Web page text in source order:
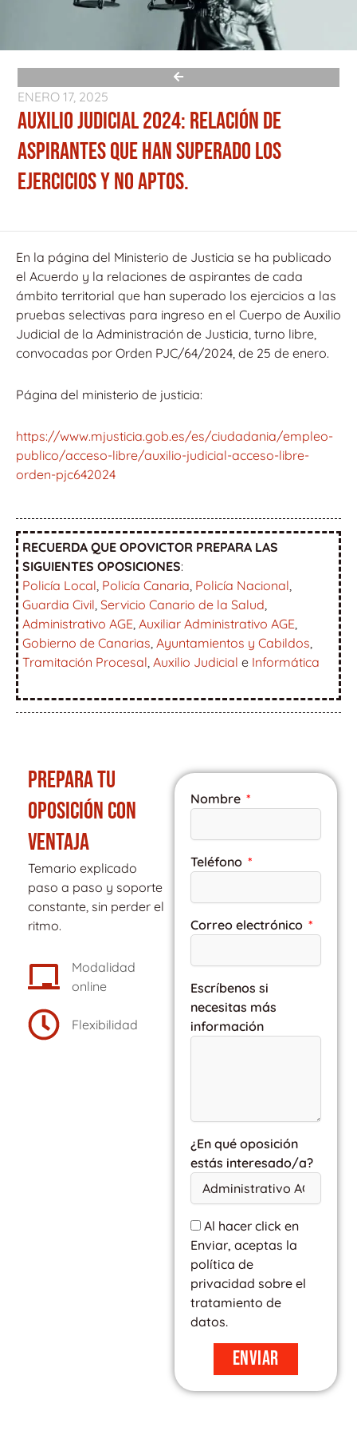
ENERO 17, 2025
AUXILIO JUDICIAL 2024: RELACIÓN DE
ASPIRANTES QUE HAN SUPERADO LOS
EJERCICIOS Y NO APTOS.
En la página del Ministerio de Justicia se ha publicado
el Acuerdo y la relaciones de aspirantes de cada
ámbito territorial que han superado los ejercicios a las
pruebas selectivas para ingreso en el Cuerpo de Auxilio
Judicial de la Administración de Justicia, turno libre,
convocadas por Orden PJC/64/2024, de 25 de enero.
Página del ministerio de justicia:
https://www.mjusticia.gob.es/es/ciudadania/empleo-
publico/acceso-libre/auxilio-judicial-acceso-libre-
orden-pjc642024
RECUERDA QUE OPOVICTOR PREPARA LAS
SIGUIENTES OPOSICIONES:
Policía Local Policía Canaria Policía Nacional
Guardia Civil Servicio Canario de la Salud
Administrativo AGE Auxiliar Administrativo AGE
Gobierno de Canarias Ayuntamientos y Cabildos
Tramitación Procesal Auxilio Judicial e Informática
PREPARA TU
OPOSICIÓN CON
VENTAJA
Temario explicado
paso a paso y soporte
constante, sin perder el
ritmo.
Modalidad
online
Flexibilidad
Nombre
Teléfono
Correo electrónico
Escríbenos si
necesitas más
información
¿En qué oposición
estás interesado/a?
Al hacer click en
Enviar, aceptas la
política de
privacidad sobre el
tratamiento de
datos.
Enviar